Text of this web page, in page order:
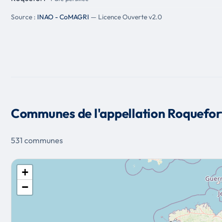
Source : INAO - CoMAGRI — Licence Ouverte v2.0
Communes de l'appellation
531 communes
+
−